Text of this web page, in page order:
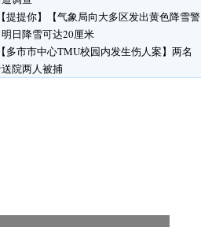
提提你】【气象局向大多区发出黄色降雪警
日降雪可达20厘米
多市市中心TMU校园内发生伤人案】两名
院两人被捕